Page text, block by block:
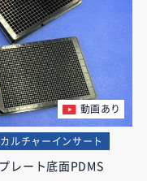
動画あり
ルチャーインサート
レート底面PDMS